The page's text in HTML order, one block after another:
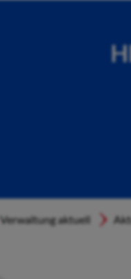
Verwaltung aktuell